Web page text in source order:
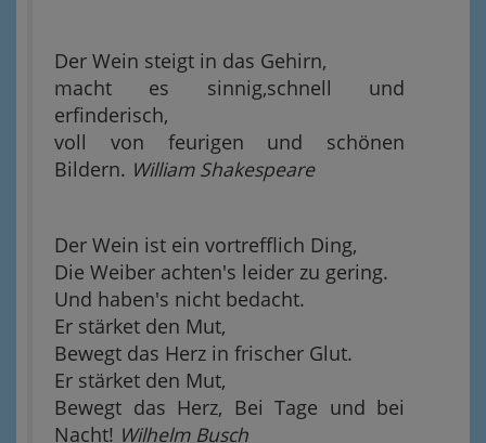
Der Wein steigt in das Gehirn,
macht es sinnig,schnell und
erfinderisch,
voll von feurigen und schönen
Bildern. William Shakespeare
Der Wein ist ein vortrefflich Ding,
Die Weiber achten's leider zu gering.
Und haben's nicht bedacht.
Er stärket den Mut,
Bewegt das Herz in frischer Glut.
Er stärket den Mut,
Bewegt das Herz, Bei Tage und bei
Nacht! Wilhelm Busch